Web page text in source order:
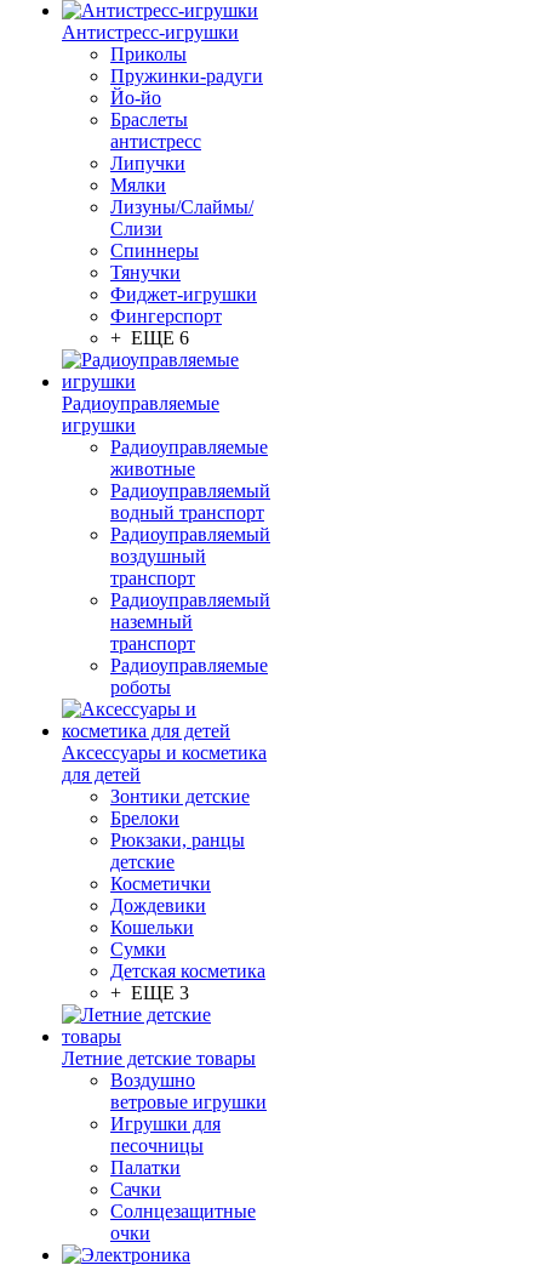
Антистресс-игрушки
Приколы
Пружинки-радуги
Йо-йо
Браслеты
антистресс
Липучки
Мялки
Лизуны/Слаймы/
Слизи
Спиннеры
Тянучки
Фиджет-игрушки
Фингерспорт
+ ЕЩЕ 6
Радиоуправляемые
игрушки
Радиоуправляемые
животные
Радиоуправляемый
водный транспорт
Радиоуправляемый
воздушный
транспорт
Радиоуправляемый
наземный
транспорт
Радиоуправляемые
роботы
Аксессуары и косметика
для детей
Зонтики детские
Брелоки
Рюкзаки, ранцы
детские
Косметички
Дождевики
Кошельки
Сумки
Детская косметика
+ ЕЩЕ 3
Летние детские товары
Воздушно
ветровые игрушки
Игрушки для
песочницы
Палатки
Сачки
Солнцезащитные
очки